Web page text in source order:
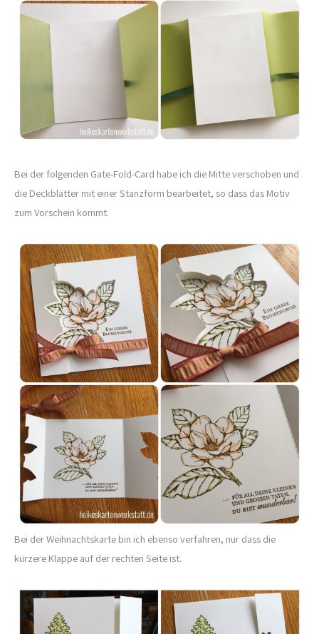
Bei der folgenden Gate-Fold-Card habe ich die Mitte verschoben und
die Deckblätter mit einer Stanzform bearbeitet, so dass das Motiv
zum Vorschein kommt.
Bei der Weihnachtskarte bin ich ebenso verfahren, nur dass die
kürzere Klappe auf der rechten Seite ist.